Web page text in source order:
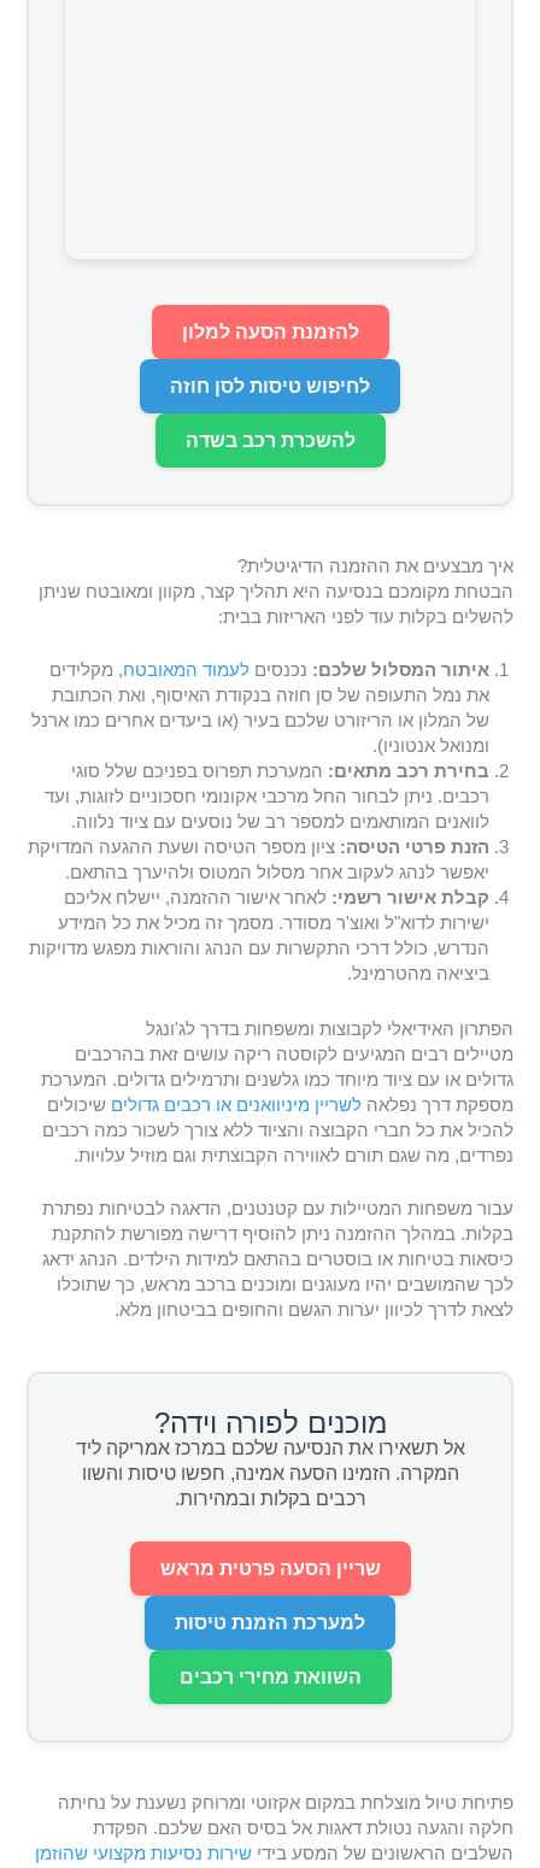
להזמנת הסעה למלון
לחיפוש טיסות לסן חוזה
להשכרת רכב בשדה
איך מבצעים את ההזמנה הדיגיטלית?
הבטחת מקומכם בנסיעה היא תהליך קצר, מקוון ומאובטח שניתן
להשלים בקלות עוד לפני האריזות בבית:
איתור המסלול שלכם: נכנסיםלעמוד המאובטח, מקלידים
את נמל התעופה של סן חוזה בנקודת האיסוף, ואת הכתובת
של המלון או הריזורט שלכם בעיר (או ביעדים אחרים כמו ארנל
ומנואל אנטוניו).
בחירת רכב מתאים: המערכת תפרוס בפניכם שלל סוגי
רכבים. ניתן לבחור החל מרכבי אקונומי חסכוניים לזוגות, ועד
לוואנים המותאמים למספר רב של נוסעים עם ציוד נלווה.
הזנת פרטי הטיסה: ציון מספר הטיסה ושעת ההגעה המדויקת
יאפשר לנהג לעקוב אחר מסלול המטוס ולהיערך בהתאם.
קבלת אישור רשמי: לאחר אישור ההזמנה, יישלח אליכם
ישירות לדוא"ל ואוצ'ר מסודר. מסמך זה מכיל את כל המידע
הנדרש, כולל דרכי התקשרות עם הנהג והוראות מפגש מדויקות
ביציאה מהטרמינל.
הפתרון האידיאלי לקבוצות ומשפחות בדרך לג'ונגל
מטיילים רבים המגיעים לקוסטה ריקה עושים זאת בהרכבים
גדולים או עם ציוד מיוחד כמו גלשנים ותרמילים גדולים. המערכת
מספקת דרך נפלאהלשריין מיניוואנים או רכבים גדולים שיכולים
להכיל את כל חברי הקבוצה והציוד ללא צורך לשכור כמה רכבים
נפרדים, מה שגם תורם לאווירה הקבוצתית וגם מוזיל עלויות.
עבור משפחות המטיילות עם קטנטנים, הדאגה לבטיחות נפתרת
בקלות. במהלך ההזמנה ניתן להוסיף דרישה מפורשת להתקנת
כיסאות בטיחות או בוסטרים בהתאם למידות הילדים. הנהג ידאג
לכך שהמושבים יהיו מעוגנים ומוכנים ברכב מראש, כך שתוכלו
לצאת לדרך לכיוון יערות הגשם והחופים בביטחון מלא.
מוכנים לפורה וידה?
אל תשאירו את הנסיעה שלכם במרכז אמריקה ליד
המקרה. הזמינו הסעה אמינה, חפשו טיסות והשוו
רכבים בקלות ובמהירות.
שריין הסעה פרטית מראש
למערכת הזמנת טיסות
השוואת מחירי רכבים
פתיחת טיול מוצלחת במקום אקזוטי ומרוחק נשענת על נחיתה
חלקה והגעה נטולת דאגות אל בסיס האם שלכם. הפקדת
השלבים הראשונים של המסע בידישירות נסיעות מקצועי שהוזמן